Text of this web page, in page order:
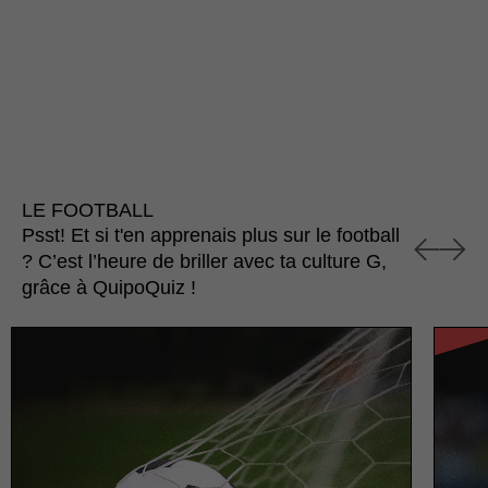
LE FOOTBALL
Psst! Et si t'en apprenais plus sur le football
? C’est l’heure de briller avec ta culture G,
grâce à QuipoQuiz !